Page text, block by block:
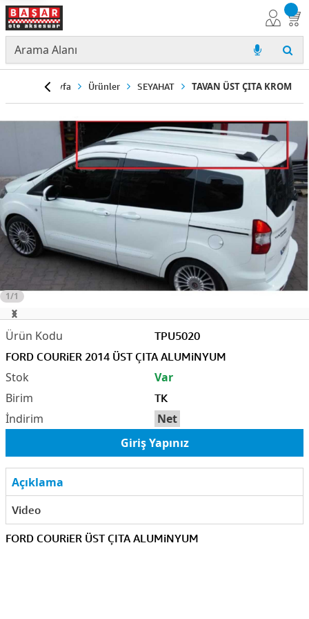
Anasayfa Ürünler SEYAHAT TAVAN ÜST ÇITA KROM
1/1
TPU5020
FORD COURiER 2014 ÜST ÇITA ALUMiNYUM
TK
Net
Var
Giriş Yapınız
Açıklama
Video
FORD COURiER ÜST ÇITA ALUMiNYUM